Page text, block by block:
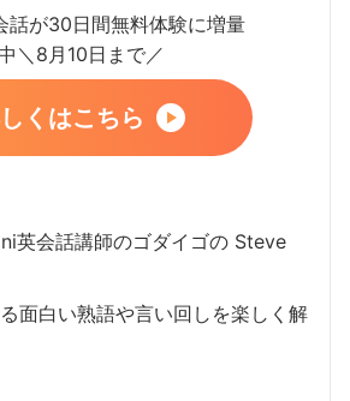
話が30日間無料体験に増量
中＼8月10日まで／
くはこちら
英会話講師のゴダイゴの Steve
面白い熟語や言い回しを楽しく解